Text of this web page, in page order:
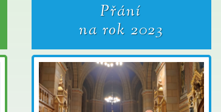
Přání
na rok 2023